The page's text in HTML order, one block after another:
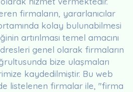
firmaların, yararlanıcılar
kolay bulunabilmesi
artırılması temel amacını
genel olarak firmaların
bize ulaşmaları
kaydedilmiştir. Bu web
listelenen firmalar ile, "firma